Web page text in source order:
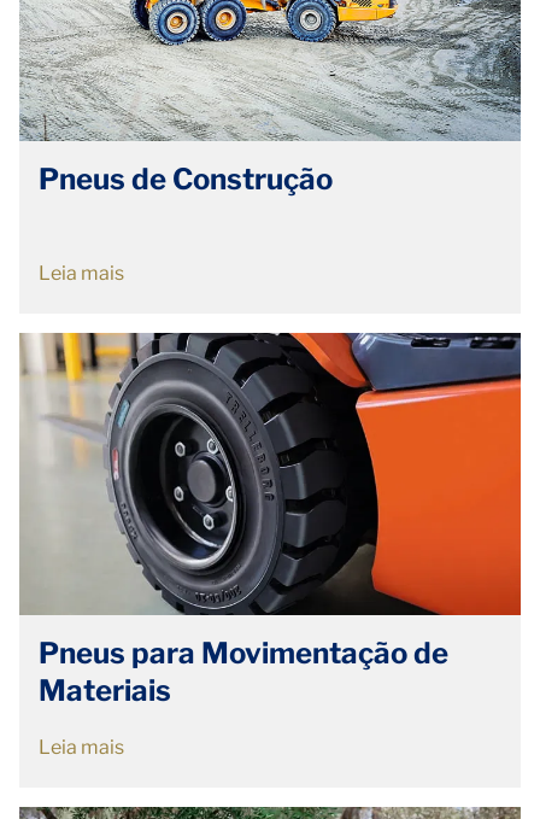
Pneus de Construção
Leia mais
Pneus para Movimentação de
Materiais
Leia mais